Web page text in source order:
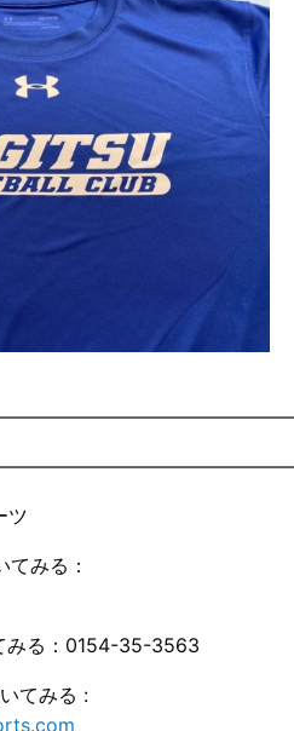
ツ
みる：
みる：0154-35-3563
てみる :